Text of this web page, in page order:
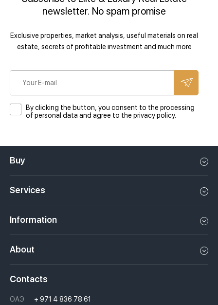
newsletter. No spam promise
Exclusive properties, market analysis, useful materials on real
estate, secrets of profitable investment and much more
By clicking the button, you consent to the processing
of personal data and agree to the privacy policy.
Buy
Apartments in Dubai
Penthouse in Dubai
Services
Rent a property in Dubai, UAE
Недвижимость за криптовалюту в Дубае
Moving to Dubai, UAE
Information
Laws
Questions And Answers
About
Contacts
ОАЭ + 971 4 836 78 61